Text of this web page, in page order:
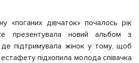
«поганих дівчаток» почалось рік
презентувала новий альбом з
де підтримувала жінок у тому, щоб
підхопила молода співачка